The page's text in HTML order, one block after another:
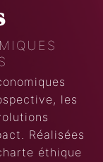
les
Réalisées
éthique
Search